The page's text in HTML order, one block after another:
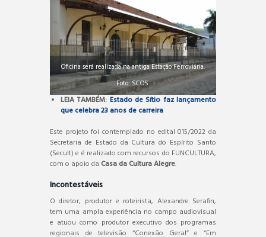
Oficina será realizada na antiga Estação Ferroviária.
Foto: SCOS.
LEIA TAMBÉM: Estado de Sítio faz lançamento
que celebra 23 anos de carreira
Este projeto foi contemplado no edital 015/2022 da
Secretaria de Estado da Cultura do Espírito Santo
(Secult) e é realizado com recursos do FUNCULTURA,
com o apoio da Casa da Cultura Alegre.
Incontestáveis
O diretor, produtor e roteirista, Alexandre Serafin,
tem uma ampla experiência no campo audiovisual
e atuou como produtor executivo dos programas
regionais de televisão “Conexão Geral” e “Em